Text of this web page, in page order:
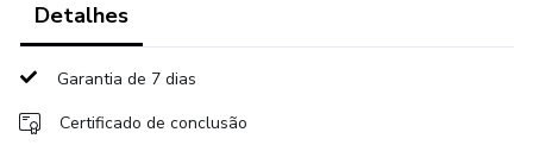
religioso no cotidiano do brasileiro. Estudo sobre as origens
especiais acerca da cultura religiosa do Candomblé e a sua
Detalhes
Garantia de 7 dias
Certificado de conclusão